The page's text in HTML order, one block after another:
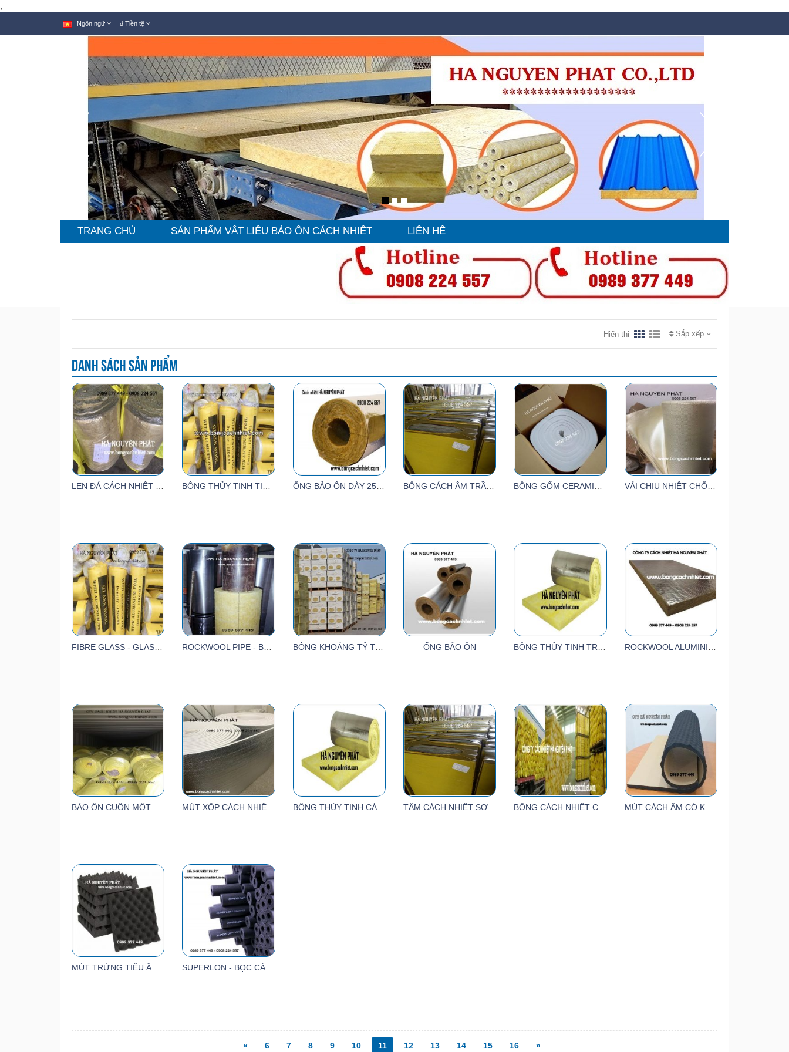
;
Ngôn ngữ đ Tiền tệ
TRANG CHỦ SẢN PHẨM VẬT LIỆU BẢO ÔN CÁCH NHIỆT LIÊN HỆ
Sắp xếp
Hiển thị
Danh sách sản phẩm
LEN ĐÁ CÁCH NHIỆT CÓ LƯỚI THÉP BÔNG THỦY TINH TIÊU ÂM ỐNG BẢO ÔN DÀY 25MM BÔNG CÁCH ÂM TRẦN VÁCH THẠCH CAO BÔNG GỐM CERAMIC CHỊU NHIỆT VẢI CHỊU NHIỆT CHỐNG CHÁY
BÔNG KHOÁNG TỶ TRỌNG 60KG- 80KG - 120KG/M3 ỐNG BẢO ÔN
BÔNG THỦY TINH CÁCH NHIỆT ORD TẤM CÁCH NHIỆT SỢI THỦY TINH MÚT CÁCH ÂM CÓ KEO 25MM ( 1M X 10M X 25MM)
MÚT TRỨNG TIÊU ÂM ỐNG GIÓ ( 1.6M X 2M X 50MM) SUPERLON - BỌC CÁCH NHIỆT HỆ THỐNG LẠNH
« 6 7 8 9 10 11 12 13 14 15 16 »